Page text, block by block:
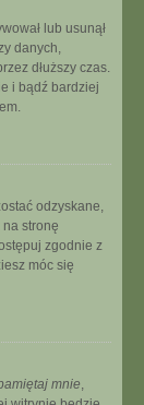
lub usunął
danych,
dłuższy czas.
i bądź bardziej
odzyskane,
stronę
zgodnie z
móc się
mnie,